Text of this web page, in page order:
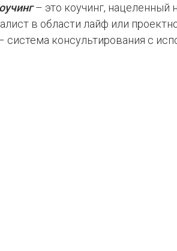
– это коучинг, нацеленный
в области лайф или
система консультирования с